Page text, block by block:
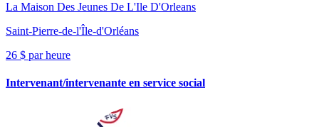
La Maison Des Jeunes De L'Ile D'Orleans
Saint-Pierre-de-l'Île-d'Orléans
26 $ par heure
Intervenant/intervenante en service social